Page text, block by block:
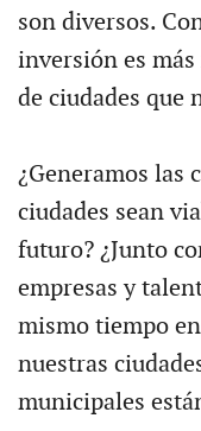
son diversos.
inversión es
de ciudades que
¿Generamos las
ciudades sean
futuro? ¿Junto
empresas y
mismo tiempo
nuestras
municipales